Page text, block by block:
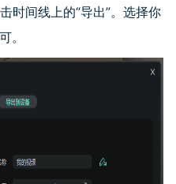
时间线上的“导出”。选择你
。